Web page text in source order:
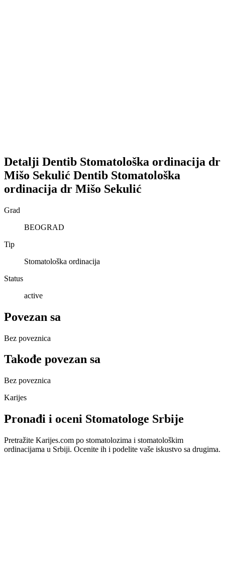
Detalji Dentib Stomatološka ordinacija dr
Mišo Sekulić Dentib Stomatološka
ordinacija dr Mišo Sekulić
Grad
BEOGRAD
Tip
Stomatološka ordinacija
Status
active
Povezan sa
Bez poveznica
Takođe povezan sa
Bez poveznica
Karijes
Pronađi i oceni Stomatologe Srbije
Pretražite Karijes.com po stomatolozima i stomatološkim
ordinacijama u Srbiji. Ocenite ih i podelite vaše iskustvo sa drugima.